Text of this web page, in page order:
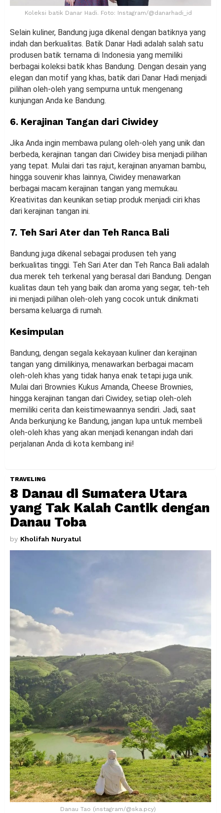
Koleksi batik Danar Hadi. Foto: Instagram/@danarhadi_id
Selain kuliner, Bandung juga dikenal dengan batiknya yang
indah dan berkualitas. Batik Danar Hadi adalah salah satu
produsen batik ternama di Indonesia yang memiliki
berbagai koleksi batik khas Bandung. Dengan desain yang
elegan dan motif yang khas, batik dari Danar Hadi menjadi
pilihan oleh-oleh yang sempurna untuk mengenang
kunjungan Anda ke Bandung.
6. Kerajinan Tangan dari Ciwidey
Jika Anda ingin membawa pulang oleh-oleh yang unik dan
berbeda, kerajinan tangan dari Ciwidey bisa menjadi pilihan
yang tepat. Mulai dari tas rajut, kerajinan anyaman bambu,
hingga souvenir khas lainnya, Ciwidey menawarkan
berbagai macam kerajinan tangan yang memukau.
Kreativitas dan keunikan setiap produk menjadi ciri khas
dari kerajinan tangan ini.
7. Teh Sari Ater dan Teh Ranca Bali
Bandung juga dikenal sebagai produsen teh yang
berkualitas tinggi. Teh Sari Ater dan Teh Ranca Bali adalah
dua merek teh terkenal yang berasal dari Bandung. Dengan
kualitas daun teh yang baik dan aroma yang segar, teh-teh
ini menjadi pilihan oleh-oleh yang cocok untuk dinikmati
bersama keluarga di rumah.
Kesimpulan
Bandung, dengan segala kekayaan kuliner dan kerajinan
tangan yang dimilikinya, menawarkan berbagai macam
oleh-oleh khas yang tidak hanya enak tetapi juga unik.
Mulai dari Brownies Kukus Amanda, Cheese Brownies,
hingga kerajinan tangan dari Ciwidey, setiap oleh-oleh
memiliki cerita dan keistimewaannya sendiri. Jadi, saat
Anda berkunjung ke Bandung, jangan lupa untuk membeli
oleh-oleh khas yang akan menjadi kenangan indah dari
perjalanan Anda di kota kembang ini!
TRAVELING
8 Danau di Sumatera Utara
yang Tak Kalah Cantik dengan
Danau Toba
by Kholifah Nuryatul
Danau Tao (instagram/@ska.pcy)